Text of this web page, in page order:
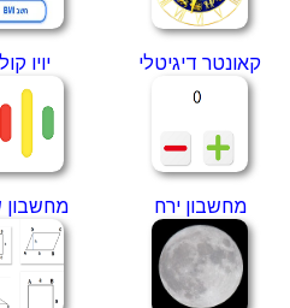
קאונטר דיגיטלי יויו
מחשבון ירח